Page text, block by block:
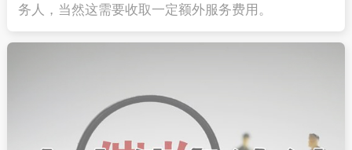
务人，当然这需要收取一定额外服务费用。